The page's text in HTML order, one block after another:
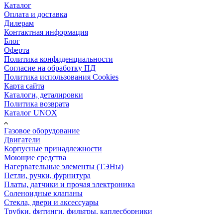
Каталог
Оплата и доставка
Дилерам
Контактная информация
Блог
Оферта
Политика конфиденциальности
Согласие на обработку ПД
Политика использования Cookies
Карта сайта
Каталоги, деталировки
Политика возврата
Каталог UNOX
Газовое оборудование
Двигатели
Корпусные принадлежности
Моющие средства
Нагервательные элементы (ТЭНы)
Петли, ручки, фурнитура
Платы, датчики и прочая электроника
Соленоидные клапаны
Стекла, двери и аксессуары
Трубки, фитинги, фильтры, каплесборники